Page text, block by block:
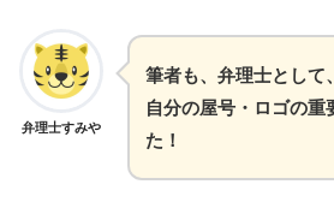
弁理士すみや
筆者も、弁理士として
自分の屋号・ロゴの重
た！